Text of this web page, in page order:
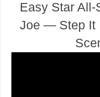
Easy Star
Joe — Step It